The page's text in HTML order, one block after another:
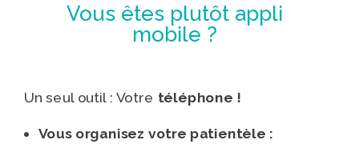
Vous êtes plutôt appli
mobile ?
Un seul outil : Votre téléphone !
Vous organisez votre patientèle :